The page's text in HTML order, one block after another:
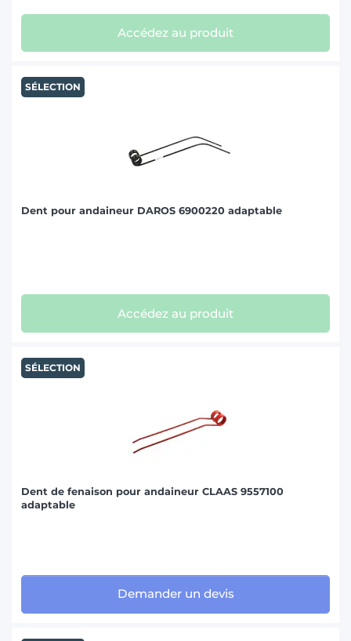
Accédez au produit
SÉLECTION
Dent pour andaineur DAROS 6900220 adaptable
Accédez au produit
SÉLECTION
Dent de fenaison pour andaineur CLAAS 9557100
adaptable
Demander un devis